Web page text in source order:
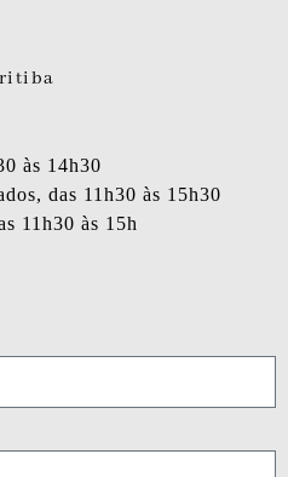
às 14h30
das 11h30 às 15h30
11h30 às 15h